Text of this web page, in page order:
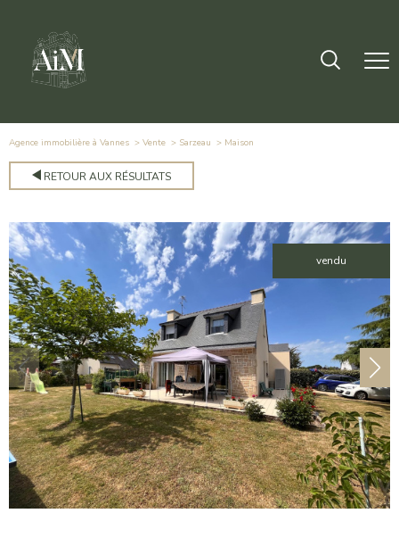
Agence immobilière à Vannes Vente Sarzeau maison
RETOUR AUX RÉSULTATS
vendu